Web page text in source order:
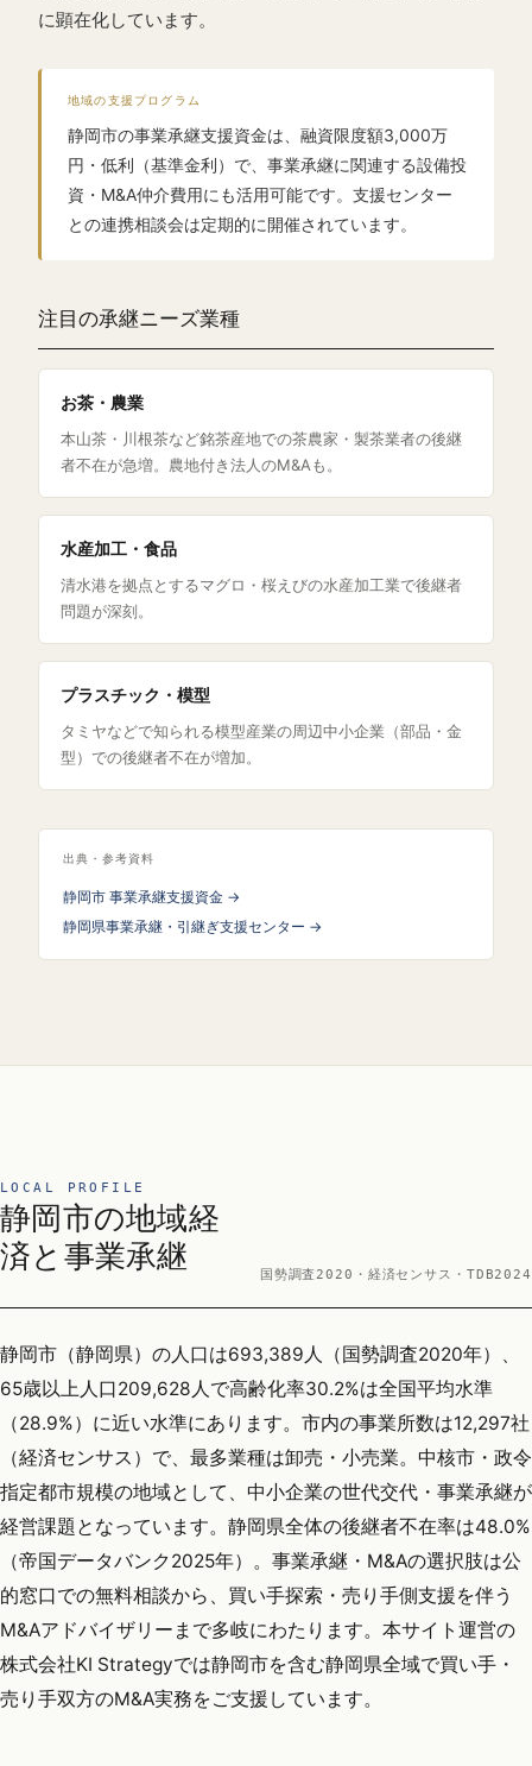
に顕在化しています。
地域の支援プログラム
静岡市の事業承継支援資金は、融資限度額3,000万
円・低利（基準金利）で、事業承継に関連する設備投
資・M&A仲介費用にも活用可能です。支援センター
との連携相談会は定期的に開催されています。
注目の承継ニーズ業種
お茶・農業
本山茶・川根茶など銘茶産地での茶農家・製茶業者の後継
者不在が急増。農地付き法人のM&Aも。
水産加工・食品
清水港を拠点とするマグロ・桜えびの水産加工業で後継者
問題が深刻。
プラスチック・模型
タミヤなどで知られる模型産業の周辺中小企業（部品・金
型）での後継者不在が増加。
出典・参考資料
静岡市 事業承継支援資金 →
静岡県事業承継・引継ぎ支援センター →
LOCAL PROFILE
静岡市の地域経
済と事業承継
国勢調査2020・経済センサス・TDB2024
静岡市（静岡県）の人口は693,389人（国勢調査2020年）、
65歳以上人口209,628人で高齢化率30.2%は全国平均水準
（28.9%）に近い水準にあります。市内の事業所数は12,297社
（経済センサス）で、最多業種は卸売・小売業。中核市・政令
指定都市規模の地域として、中小企業の世代交代・事業承継が
経営課題となっています。静岡県全体の後継者不在率は48.0%
（帝国データバンク2025年）。事業承継・M&Aの選択肢は公
的窓口での無料相談から、買い手探索・売り手側支援を伴う
M&Aアドバイザリーまで多岐にわたります。本サイト運営の
株式会社KI Strategyでは静岡市を含む静岡県全域で買い手・
売り手双方のM&A実務をご支援しています。